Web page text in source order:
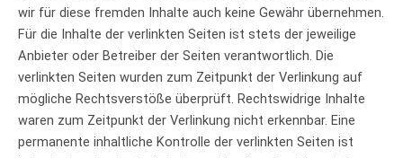
wir für diese fremden Inhalte auch keine Gewähr übernehmen.
Für die Inhalte der verlinkten Seiten ist stets der jeweilige
Anbieter oder Betreiber der Seiten verantwortlich. Die
verlinkten Seiten wurden zum Zeitpunkt der Verlinkung auf
mögliche Rechtsverstöße überprüft. Rechtswidrige Inhalte
waren zum Zeitpunkt der Verlinkung nicht erkennbar. Eine
permanente inhaltliche Kontrolle der verlinkten Seiten ist